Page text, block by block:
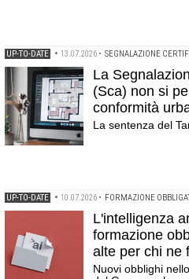
UP-TO-DATE • 13.07.2026 • SEGNALAZIONE
La
(Sca) non si
conformità
La sentenza del
UP-TO-DATE • 10.07.2026 • FORMAZIONE
L'intelligenza
formazione
alte per chi ne
Nuovi obblighi